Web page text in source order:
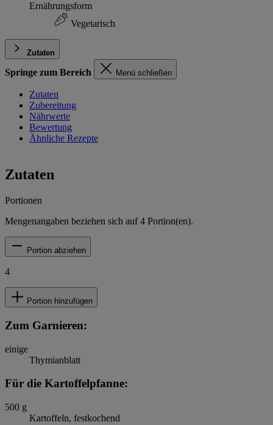
Ernährungsform
Vegetarisch
Zutaten
Springe zum Bereich Menü schließen
Zutaten
Zubereitung
Nährwerte
Bewertung
Ähnliche Rezepte
Zutaten
Portionen
Mengenangaben beziehen sich auf4 Portion(en).
Portion abziehen
4
Portion hinzufügen
Zum Garnieren:
einige
Thymianblatt
Für die Kartoffelpfanne:
500 g
Kartoffeln, festkochend